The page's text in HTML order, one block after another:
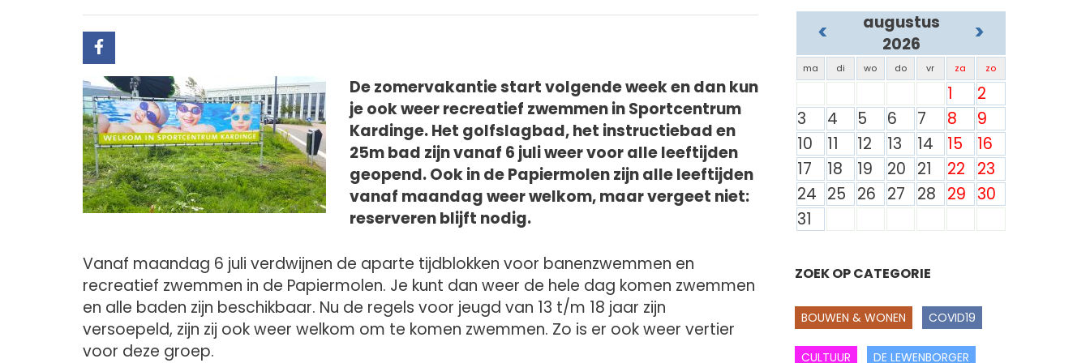
De zomervakantie start volgende week en dan kun
je ook weer recreatief zwemmen in Sportcentrum
Kardinge. Het golfslagbad, het instructiebad en
25m bad zijn vanaf 6 juli weer voor alle leeftijden
geopend. Ook in de Papiermolen zijn alle leeftijden
vanaf maandag weer welkom, maar vergeet niet:
reserveren blijft nodig.
Vanaf maandag 6 juli verdwijnen de aparte tijdblokken voor banenzwemmen en
recreatief zwemmen in de Papiermolen. Je kunt dan weer de hele dag komen zwemmen
en alle baden zijn beschikbaar. Nu de regels voor jeugd van 13 t/m 18 jaar zijn
versoepeld, zijn zij ook weer welkom om te komen zwemmen. Zo is er ook weer vertier
voor deze groep.
<
augustus
2026
>
ma di wo do vr za zo
1
2
3
4 5 6 7 8
9
10
11 12 13 14 15
16
17
18 19 20 21 22
23
24 25 26 27 28 29 30
31
ZOEK OP CATEGORIE
BOUWEN & WONEN COVID19
CULTUUR DE LEWENBORGER